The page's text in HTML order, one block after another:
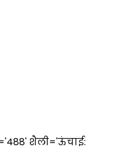
शैली='ऊंचाई: